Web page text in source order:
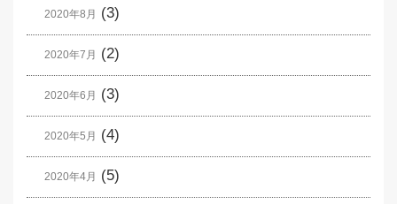
2020年8月 (3)
2020年7月 (2)
2020年6月 (3)
2020年5月 (4)
2020年4月 (5)